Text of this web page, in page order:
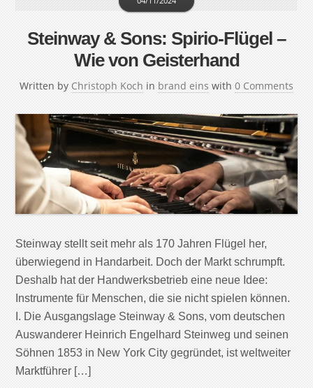
Steinway & Sons: Spirio-Flügel –
Wie von Geisterhand
Written by Christoph Koch in brand eins with 0 Comments
Steinway stellt seit mehr als 170 Jahren Flügel her,
überwiegend in Handarbeit. Doch der Markt schrumpft.
Deshalb hat der Handwerksbetrieb eine neue Idee:
Instrumente für Menschen, die sie nicht spielen können.
I. Die Ausgangslage Steinway & Sons, vom deutschen
Auswanderer Heinrich Engelhard Steinweg und seinen
Söhnen 1853 in New York City gegründet, ist weltweiter
Marktführer […]